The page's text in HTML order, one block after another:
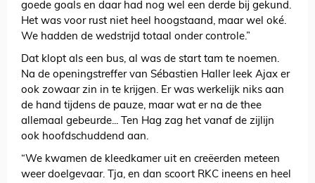
goede goals en daar had nog wel een derde bij gekund.
Het was voor rust niet heel hoogstaand, maar wel oké.
We hadden de wedstrijd totaal onder controle.”
Dat klopt als een bus, al was de start tam te noemen.
Na de openingstreffer van Sébastien Haller leek Ajax er
ook zowaar zin in te krijgen. Er was werkelijk niks aan
de hand tijdens de pauze, maar wat er na de thee
allemaal gebeurde... Ten Hag zag het vanaf de zijlijn
ook hoofdschuddend aan.
“We kwamen de kleedkamer uit en creëerden meteen
weer doelgevaar. Tja, en dan scoort RKC ineens en heel